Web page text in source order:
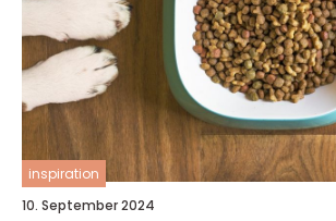
inspiration
10. September 2024